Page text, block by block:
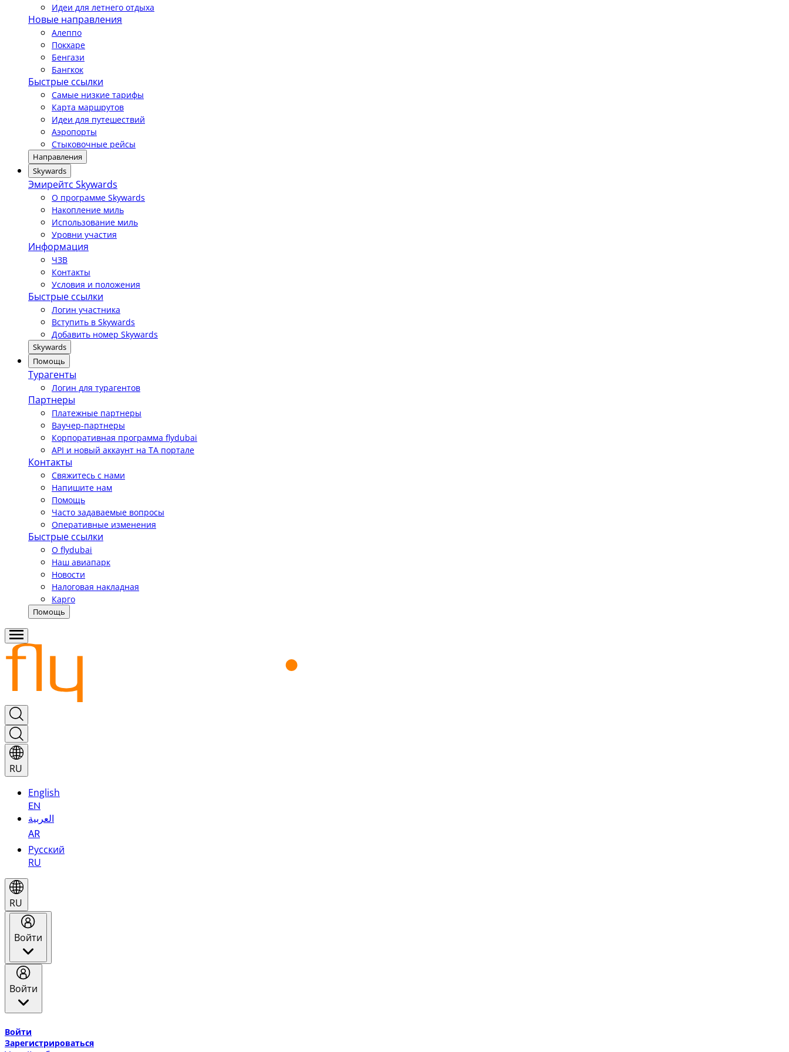
Идеи для летнего отдыха
Новые направления
Алеппо
Покхаре
Бенгази
Бангкок
Быстрые ссылки
Самые низкие тарифы
Карта маршрутов
Идеи для путешествий
Аэропорты
Стыковочные рейсы
Направления
Skywards
Эмирейтс Skywards
О программе Skywards
Накопление миль
Использование миль
Уровни участия
Информация
ЧЗВ
Контакты
Условия и положения
Быстрые ссылки
Логин участника
Вступить в Skywards
Добавить номер Skywards
Skywards
Помощь
Турагенты
Логин для турагентов
Партнеры
Платежные партнеры
Ваучер-партнеры
Корпоративная программа flydubai
API и новый аккаунт на TA портале
Контакты
Свяжитесь с нами
Напишите нам
Помощь
Часто задаваемые вопросы
Оперативные изменения
Быстрые ссылки
О flydubai
Наш авиапарк
Новости
Налоговая накладная
Карго
Помощь
RU
English
EN
العربية
AR
Русский
RU
RU
Войти
Войти
Войти
Зарегистрироваться